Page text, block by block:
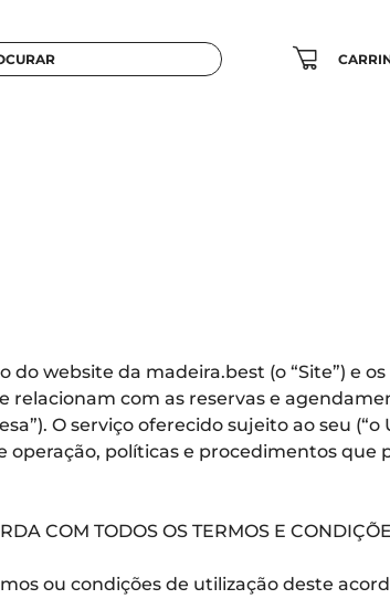
website da madeira.best (o “Site”) e
relacionam com as reservas e
O serviço oferecido sujeito ao seu
políticas e procedimentos que
COM TODOS OS TERMOS E
ou condições de utilização deste